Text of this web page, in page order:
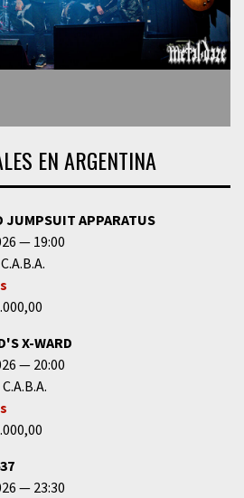
EN ARGENTINA
JUMPSUIT APPARATUS
19:00
C.A.B.A.
X-WARD
20:00
C.A.B.A.
23:30